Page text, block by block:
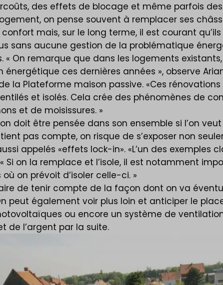
des effets de blocage et même parfois
on pense souvent à remplacer ses
mais, sur le long terme, il est courant
sans aucune gestion de la problématique
On remarque que dans les logements
ces dernières années », observe
la Plateforme maison passive. «Ces
et isolés. Cela crée des phénomènes de
et de moisissures. »
doit être pensée dans son ensemble si l’on
pas compte, on risque de s’exposer non
appelés «effets lock-in». «L’un des exemples
Si on la remplace et l’isole, il est notamment
on prévoit d’isoler celle-ci. »
de tenir compte de la façon dont on va
peut également voir plus loin et anticiper le
ou encore un système de
de l’argent par la suite.